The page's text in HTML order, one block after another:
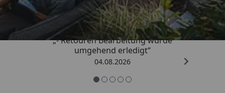
4,81/ 5
„- Retouren Bearbeitung wurde
umgehend erledigt“
04.08.2026